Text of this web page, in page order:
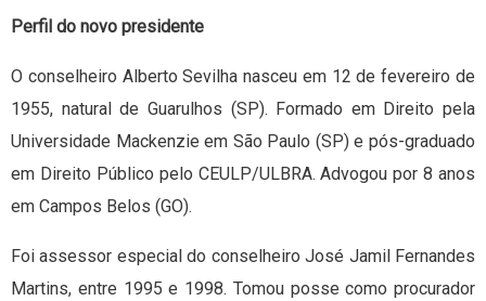
Perfil do novo presidente
O conselheiro Alberto Sevilha nasceu em 12 de fevereiro de
1955, natural de Guarulhos (SP). Formado em Direito pela
Universidade Mackenzie em São Paulo (SP) e pós-graduado
em Direito Público pelo CEULP/ULBRA. Advogou por 8 anos
em Campos Belos (GO).
Foi assessor especial do conselheiro José Jamil Fernandes
Martins, entre 1995 e 1998. Tomou posse como procurador